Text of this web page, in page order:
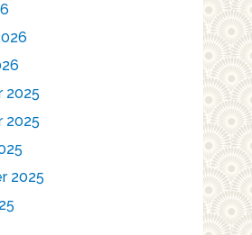
2025
2025
2025